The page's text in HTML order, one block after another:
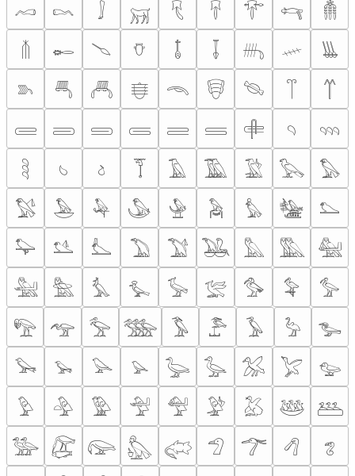
𓄗
𓄘 𓄙 𓄚 𓄛 𓄜 𓄝 𓄞
𓄟
𓄠
𓄡 𓄢 𓄣 𓄤 𓄥 𓄦 𓄧
𓄨
𓄩
𓄪 𓄫 𓄬 𓄭 𓄮 𓄯
𓄱
𓄲
𓄳 𓄴 𓄵 𓄶 𓄷 𓄸 𓄹
𓄺
𓄻
𓄼 𓄽 𓄾 𓄿 𓅀 𓅁 𓅂
𓅃
𓅄
𓅅 𓅆 𓅇 𓅈 𓅉 𓅊 𓅋
𓅌
𓅍
𓅎 𓅏 𓅐 𓅑 𓅒 𓅓 𓅔
𓅕
𓅖
𓅗 𓅘 𓅙 𓅚 𓅛 𓅜 𓅝
𓅞
𓅟
𓅠 𓅡 𓅢 𓅣 𓅤 𓅥 𓅦
𓅧
𓅨
𓅩 𓅪 𓅫 𓅬 𓅭 𓅮 𓅯
𓅰
𓅱
𓅲 𓅳 𓅴 𓅵 𓅶 𓅷 𓅸 𓅹
𓅺 𓅻 𓅼 𓅽 𓅾 𓅿 𓆀 𓆁
𓆂